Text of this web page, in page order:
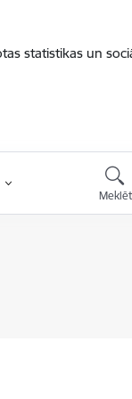
statistikas un
Meklēt